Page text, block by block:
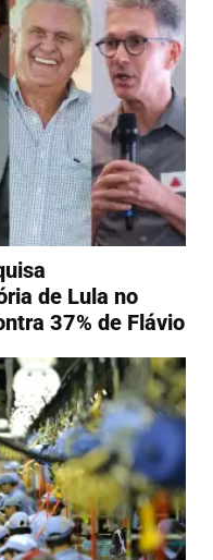
de Lula no
37% de Flávio